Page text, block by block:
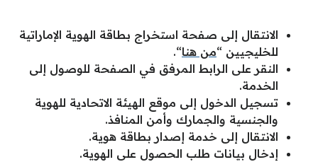
الانتقال إلى صفحة استخراج بطاقة الهوية الإماراتية
للخليجيين “من هنا“.
النقر على الرابط المرفق في الصفحة للوصول إلى
الخدمة.
تسجيل الدخول إلى موقع الهيئة الاتحادية للهوية
والجنسية والجمارك وأمن المنافذ.
الانتقال إلى خدمة إصدار بطاقة هوية.
إدخال بيانات طلب الحصول على الهوية.